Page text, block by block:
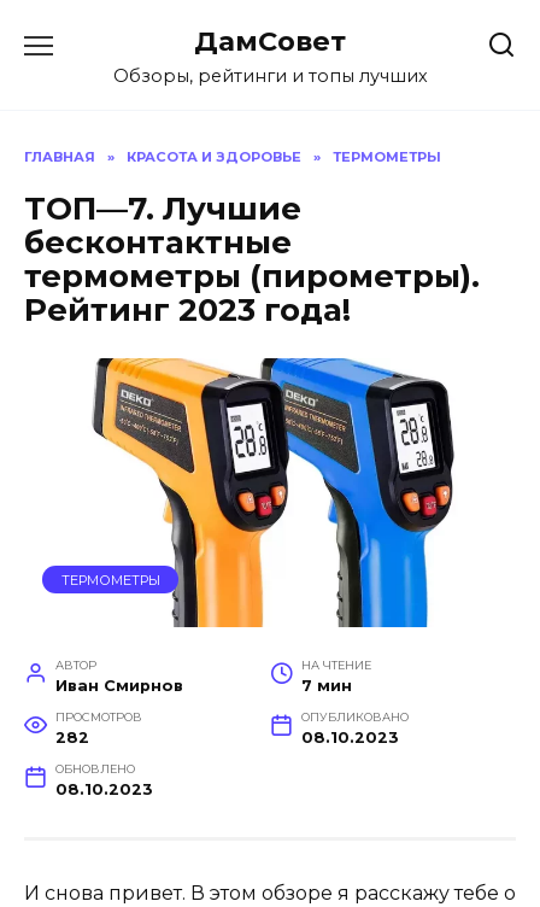
содержанию
ДамСовет
Обзоры, рейтинги и топы лучших
ГЛАВНАЯ » КРАСОТА И ЗДОРОВЬЕ » ТЕРМОМЕТРЫ
ТОП—7. Лучшие
бесконтактные
термометры (пирометры).
Рейтинг 2023 года!
ТЕРМОМЕТРЫ
АВТОР
Иван Смирнов
НА ЧТЕНИЕ
7 мин
ПРОСМОТРОВ
282
ОПУБЛИКОВАНО
08.10.2023
ОБНОВЛЕНО
08.10.2023
И снова привет. В этом обзоре я расскажу тебе о